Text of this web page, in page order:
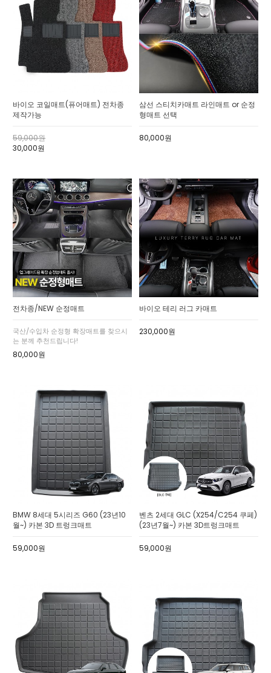
바이오 코일매트(퓨어매트) 전차종
제작가능
59,000원
30,000원
삼선 스티치카매트 라인매트 or 순정
형매트 선택
80,000원
전차종/NEW 순정매트
국산/수입차 순정형 확장매트를 찾으시
는 분께 추천드립니다!
80,000원
바이오 테리 러그 카매트
230,000원
BMW 8세대 5시리즈 G60 (23년10
월~) 카본 3D 트렁크매트
59,000원
벤츠 2세대 GLC (X254/C254 쿠페)
(23년7월~) 카본 3D트렁크매트
59,000원